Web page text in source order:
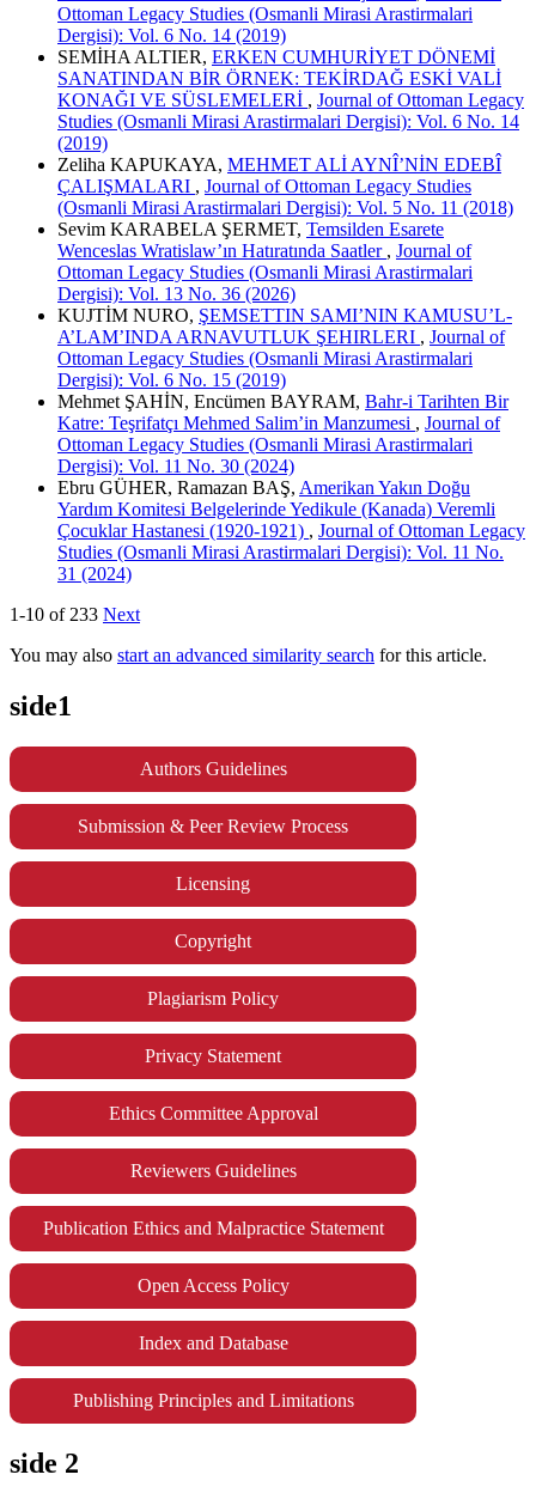
Ottoman Legacy Studies (Osmanli Mirasi Arastirmalari
Dergisi): Vol. 6 No. 14 (2019)
SEMİHA ALTIER, ERKEN CUMHURİYET DÖNEMİ
SANATINDAN BİR ÖRNEK: TEKİRDAĞ ESKİ VALİ
KONAĞI VE SÜSLEMELERİ , Journal of Ottoman Legacy
Studies (Osmanli Mirasi Arastirmalari Dergisi): Vol. 6 No. 14
(2019)
Zeliha KAPUKAYA, MEHMET ALİ AYNÎ’NİN EDEBÎ
ÇALIŞMALARI , Journal of Ottoman Legacy Studies
(Osmanli Mirasi Arastirmalari Dergisi): Vol. 5 No. 11 (2018)
Sevim KARABELA ŞERMET, Temsilden Esarete
Wenceslas Wratislaw’ın Hatıratında Saatler , Journal of
Ottoman Legacy Studies (Osmanli Mirasi Arastirmalari
Dergisi): Vol. 13 No. 36 (2026)
KUJTİM NURO, ŞEMSETTIN SAMI’NIN KAMUSU’L-
A’LAM’INDA ARNAVUTLUK ŞEHIRLERI , Journal of
Ottoman Legacy Studies (Osmanli Mirasi Arastirmalari
Dergisi): Vol. 6 No. 15 (2019)
Mehmet ŞAHİN, Encümen BAYRAM, Bahr-i Tarihten Bir
Katre: Teşrifatçı Mehmed Salim’in Manzumesi , Journal of
Ottoman Legacy Studies (Osmanli Mirasi Arastirmalari
Dergisi): Vol. 11 No. 30 (2024)
Ebru GÜHER, Ramazan BAŞ, Amerikan Yakın Doğu
Yardım Komitesi Belgelerinde Yedikule (Kanada) Veremli
Çocuklar Hastanesi (1920-1921) , Journal of Ottoman Legacy
Studies (Osmanli Mirasi Arastirmalari Dergisi): Vol. 11 No.
31 (2024)
1-10 of 233 Next
You may also start an advanced similarity search for this article.
side1
Authors Guidelines
Submission & Peer Review Process
Licensing
Copyright
Plagiarism Policy
Privacy Statement
Ethics Committee Approval
Reviewers Guidelines
Publication Ethics and Malpractice Statement
Open Access Policy
Index and Database
Publishing Principles and Limitations
side 2